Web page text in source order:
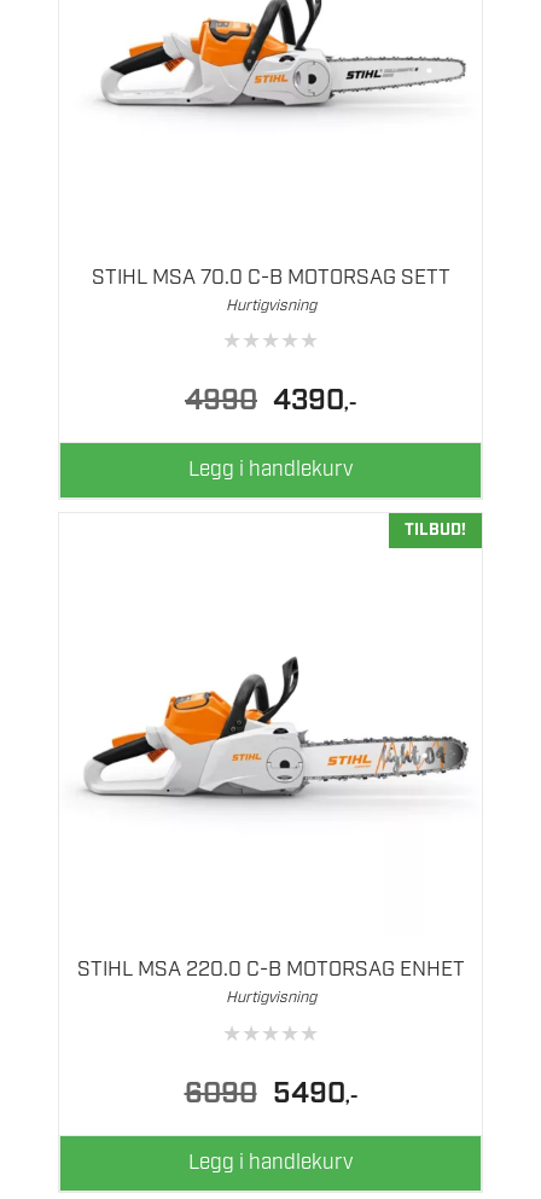
STIHL MSA 70.0 C-B MOTORSAG SETT
Hurtigvisning
★★★★★
4990
Opprinnelig
pris
var:
4990.
4390pris
er:
4390.
,-
Legg i handlekurv
TILBUD!
STIHL MSA 220.0 C-B MOTORSAG ENHET
Hurtigvisning
★★★★★
6090
Opprinnelig
pris
var:
6090.
5490Nåværende
pris
er:
5490.
,-
Legg i handlekurv